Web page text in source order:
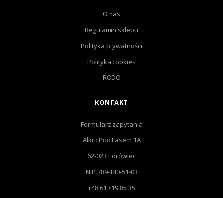
O nas
Regulamin sklepu
Polityka prywatności
Polityka cookies
RODO
KONTAKT
Formularz zapytania
Alkri: Pod Lasem 1A
62-023 Borówiec
NIP 789-140-51-03
+48 61 819 85 35